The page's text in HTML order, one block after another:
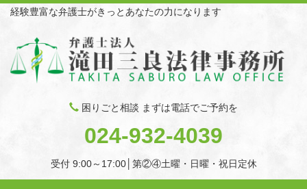
経験豊富な弁護士がきっとあなたの力になります
困りごと相談 まずは電話でご予約を
024-932-4039
受付 9:00～17:00│第②④土曜・日曜・祝日定休